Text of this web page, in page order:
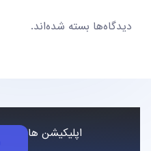
دیدگاه‌ها بسته شده‌اند.
اپلیکیشن ها